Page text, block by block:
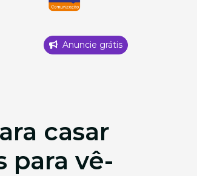
Anuncie grátis
casar
para vê-